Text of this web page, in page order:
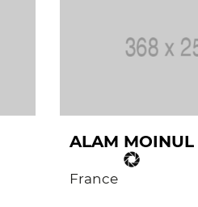
ALAM MOINUL
France